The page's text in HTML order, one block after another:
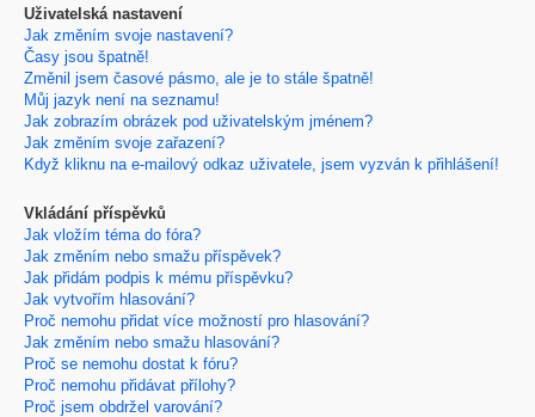
Uživatelská nastavení
Jak změním svoje nastavení?
Časy jsou špatně!
Změnil jsem časové pásmo, ale je to stále špatně!
Můj jazyk není na seznamu!
Jak zobrazím obrázek pod uživatelským jménem?
Jak změním svoje zařazení?
Když kliknu na e-mailový odkaz uživatele, jsem vyzván k přihlášení!
Vkládání příspěvků
Jak vložím téma do fóra?
Jak změním nebo smažu příspěvek?
Jak přidám podpis k mému příspěvku?
Jak vytvořím hlasování?
Proč nemohu přidat více možností pro hlasování?
Jak změním nebo smažu hlasování?
Proč se nemohu dostat k fóru?
Proč nemohu přidávat přílohy?
Proč jsem obdržel varování?